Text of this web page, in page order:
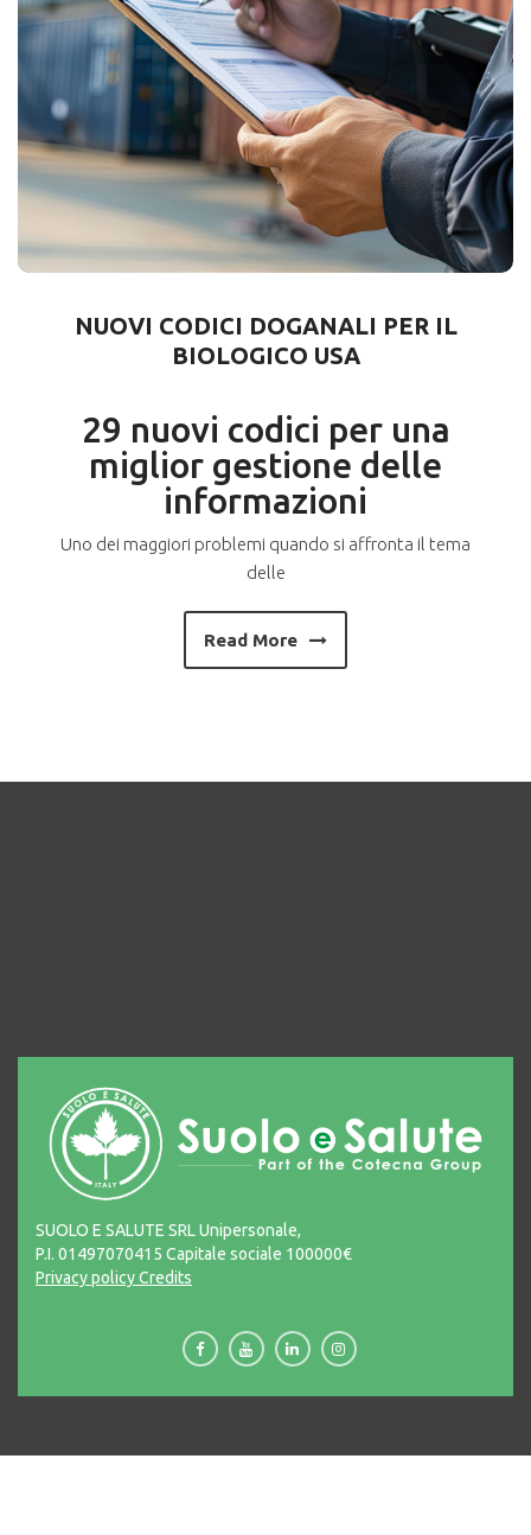
NUOVI CODICI DOGANALI PER IL
BIOLOGICO USA
29 nuovi codici per una
miglior gestione delle
informazioni
Uno dei maggiori problemi quando si affronta il tema
delle
Read More
SUOLO E SALUTE SRL Unipersonale,
P.I. 01497070415 Capitale sociale 100000€
Privacy policyCredits